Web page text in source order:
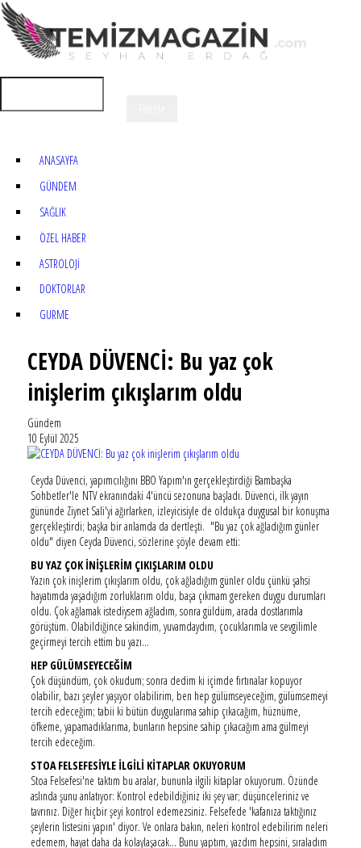
ANASAYFA
GÜNDEM
SAĞLIK
ÖZEL HABER
ASTROLOJİ
DOKTORLAR
GURME
CEYDA DÜVENCİ: Bu yaz çok
inişlerim çıkışlarım oldu
Gündem
10 Eylül 2025
Ceyda Düvenci, yapımcılığını BBO Yapım'ın gerçekleştirdiği Bambaşka
Sohbetler'le NTV ekranındaki 4'üncü sezonuna başladı. Düvenci, ilk yayın
gününde Ziynet Sali'yi ağırlarken, izleyicisiyle de oldukça duygusal bir konuşma
gerçekleştirdi; başka bir anlamda da dertleşti. "Bu yaz çok ağladığım günler
oldu" diyen Ceyda Düvenci, sözlerine şöyle devam etti:
BU YAZ ÇOK İNİŞLERİM ÇIKIŞLARIM OLDU
Yazın çok inişlerim çıkışlarım oldu, çok ağladığım günler oldu çünkü şahsi
hayatımda yaşadığım zorluklarım oldu, başa çıkmam gereken duygu durumları
oldu. Çok ağlamak istediysem ağladım, sonra güldüm, arada dostlarımla
görüştüm. Olabildiğince sakindim, yuvamdaydım, çocuklarımla ve sevgilimle
geçirmeyi tercih ettim bu yazı...
HEP GÜLÜMSEYECEĞİM
Çok düşündüm, çok okudum; sonra dedim ki içimde fırtınalar kopuyor
olabilir, bazı şeyler yaşıyor olabilirim, ben hep gülümseyeceğim, gülümsemeyi
tercih edeceğim; tabii ki bütün duygularıma sahip çıkacağım, hüznüme,
öfkeme, yapamadıklarıma, bunların hepsine sahip çıkacağım ama gülmeyi
tercih edeceğim.
STOA FELSEFESİYLE İLGİLİ KİTAPLAR OKUYORUM
Stoa Felsefesi'ne taktım bu aralar, bununla ilgili kitaplar okuyorum. Özünde
aslında şunu anlatıyor: Kontrol edebildiğiniz iki şey var; düşünceleriniz ve
tavrınız. Diğer hiçbir şeyi kontrol edemezsiniz. Felsefede 'kafanıza taktığınız
şeylerin listesini yapın' diyor. Ve onlara bakın, neleri kontrol edebilirim neleri
edemem, hayat daha da kolaylaşacak... Bunu yaptım, yazdım hepsini, sıraladım